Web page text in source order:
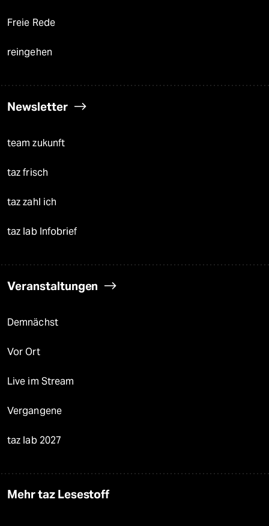
Freie Rede
reingehen
Newsletter
team zukunft
taz frisch
taz zahl ich
taz lab Infobrief
Veranstaltungen
Demnächst
Vor Ort
Live im Stream
Vergangene
taz lab 2027
Mehr taz Lesestoff